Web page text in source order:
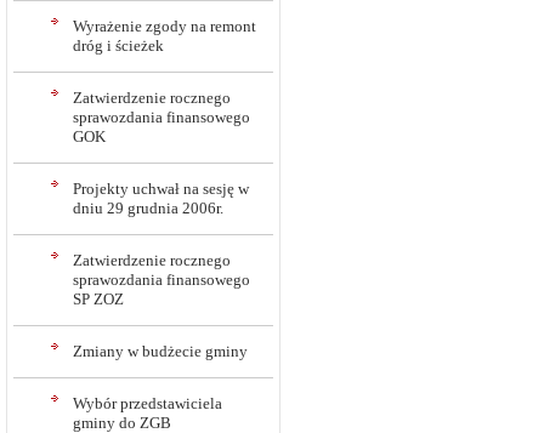
Wyrażenie zgody na remont
dróg i ścieżek
Zatwierdzenie rocznego
sprawozdania finansowego
GOK
Projekty uchwał na sesję w
dniu 29 grudnia 2006r.
Zatwierdzenie rocznego
sprawozdania finansowego
SP ZOZ
Zmiany w budżecie gminy
Wybór przedstawiciela
gminy do ZGB